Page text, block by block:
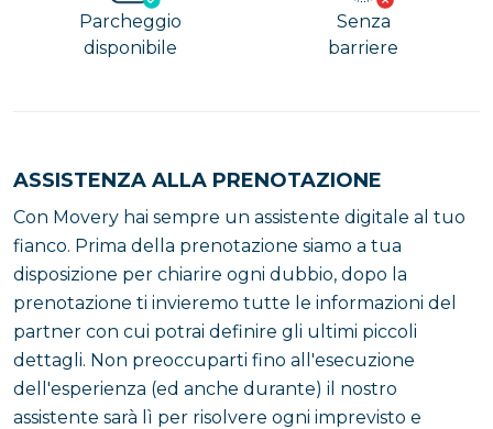
Parcheggio
disponibile
Senza
barriere
ASSISTENZA ALLA PRENOTAZIONE
Con Movery hai sempre un assistente digitale al tuo
fianco. Prima della prenotazione siamo a tua
disposizione per chiarire ogni dubbio, dopo la
prenotazione ti invieremo tutte le informazioni del
partner con cui potrai definire gli ultimi piccoli
dettagli. Non preoccuparti fino all'esecuzione
dell'esperienza (ed anche durante) il nostro
assistente sarà lì per risolvere ogni imprevisto e